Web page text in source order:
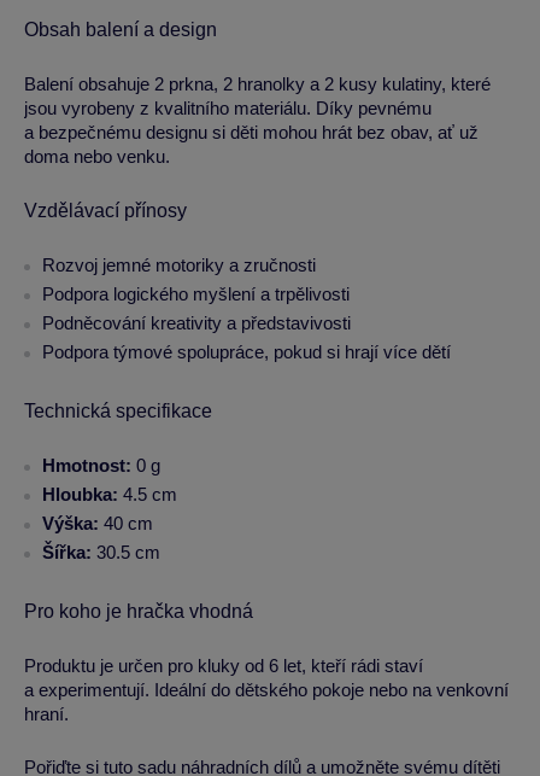
Obsah balení a design
Balení obsahuje 2 prkna, 2 hranolky a 2 kusy kulatiny, které
jsou vyrobeny z kvalitního materiálu. Díky pevnému
a bezpečnému designu si děti mohou hrát bez obav, ať už
doma nebo venku.
Vzdělávací přínosy
Rozvoj jemné motoriky a zručnosti
Podpora logického myšlení a trpělivosti
Podněcování kreativity a představivosti
Podpora týmové spolupráce, pokud si hrají více dětí
Technická specifikace
Hmotnost: 0 g
Hloubka: 4.5 cm
Výška: 40 cm
Šířka: 30.5 cm
Pro koho je hračka vhodná
Produktu je určen pro kluky od 6 let, kteří rádi staví
a experimentují. Ideální do dětského pokoje nebo na venkovní
hraní.
Pořiďte si tuto sadu náhradních dílů a umožněte svému dítěti